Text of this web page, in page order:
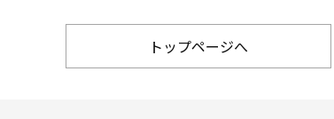
トップページへ